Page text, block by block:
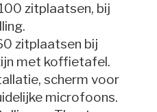
zitplaatsen, bij
zitplaatsen bij
met koffietafel.
scherm voor
microfoons.